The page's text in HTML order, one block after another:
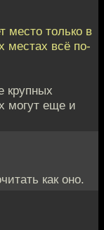
место только в
местах всё по-
крупных
могут еще и
как оно.